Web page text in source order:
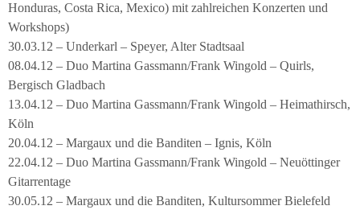
Honduras, Costa Rica, Mexico) mit zahlreichen Konzerten und
Workshops)
30.03.12 – Underkarl – Speyer, Alter Stadtsaal
08.04.12 – Duo Martina Gassmann/Frank Wingold – Quirls,
Bergisch Gladbach
13.04.12 – Duo Martina Gassmann/Frank Wingold – Heimathirsch,
Köln
20.04.12 – Margaux und die Banditen – Ignis, Köln
22.04.12 – Duo Martina Gassmann/Frank Wingold – Neuöttinger
Gitarrentage
30.05.12 – Margaux und die Banditen, Kultursommer Bielefeld